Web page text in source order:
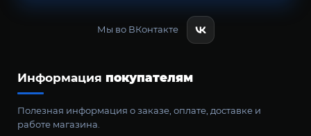
Мы во ВКонтакте
Информация покупателям
Полезная информация о заказе, оплате, доставке и
работе магазина.